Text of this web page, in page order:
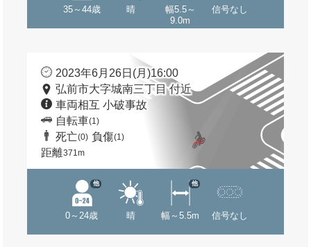
35～44歳 晴
幅5.5～
9.0m
信号なし
2023年6月26日(月)16:00
弘前市大字城南三丁目 付近
車両相互 小破事故
自転車(1)
死亡(0) 負傷(1)
距離371m
0～24歳
他
晴 幅～5.5m
他
信号なし